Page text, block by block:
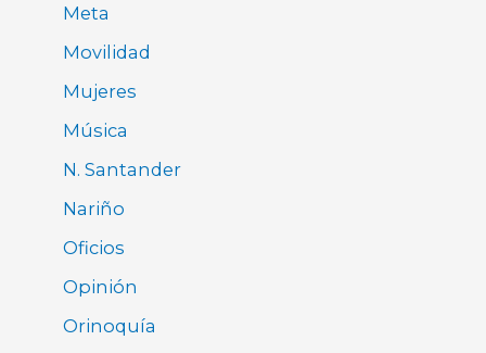
Meta
Movilidad
Mujeres
Música
N. Santander
Nariño
Oficios
Opinión
Orinoquía